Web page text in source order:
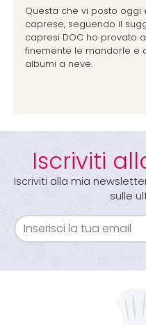
Questa che vi posto oggi
caprese, seguendo il
capresi DOC ho provato
finemente le mandorle e
albumi a neve.
Iscriviti
Iscriviti alla mia
sulle